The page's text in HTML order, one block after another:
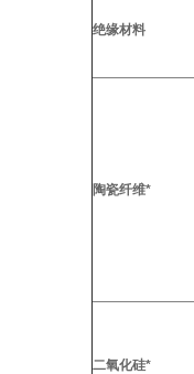
绝缘材料
陶瓷纤维*
二氧化硅*